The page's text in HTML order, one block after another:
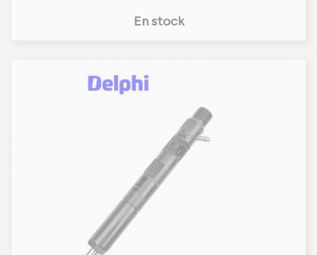
En stock